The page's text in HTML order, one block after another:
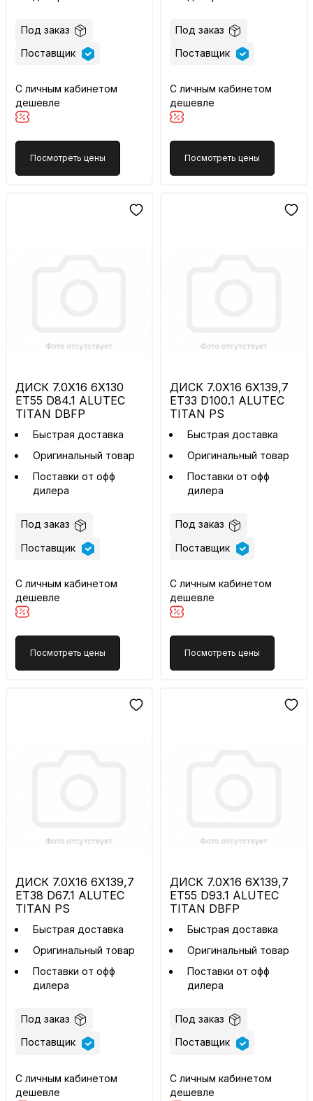
Под заказ
Поставщик
С личным кабинетом
дешевле
Посмотреть цены
Под заказ
Поставщик
С личным кабинетом
дешевле
Посмотреть цены
ДИСК 7.0X16 6X130
ET55 D84.1 ALUTEC
TITAN DBFP
Быстрая доставка
Оригинальный товар
Поставки от офф
дилера
Под заказ
Поставщик
С личным кабинетом
дешевле
Посмотреть цены
ДИСК 7.0X16 6X139,7
ET33 D100.1 ALUTEC
TITAN PS
Быстрая доставка
Оригинальный товар
Поставки от офф
дилера
Под заказ
Поставщик
С личным кабинетом
дешевле
Посмотреть цены
ДИСК 7.0X16 6X139,7
ET38 D67.1 ALUTEC
TITAN PS
Быстрая доставка
Оригинальный товар
Поставки от офф
дилера
Под заказ
Поставщик
С личным кабинетом
дешевле
ДИСК 7.0X16 6X139,7
ET55 D93.1 ALUTEC
TITAN DBFP
Быстрая доставка
Оригинальный товар
Поставки от офф
дилера
Под заказ
Поставщик
С личным кабинетом
дешевле